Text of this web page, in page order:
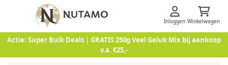
Actie: Super Bulk Deals | GRATIS 250g Veel Geluk Mix bij aankoop
v.a. €25,-
Ga naar de inhoud
Inloggen Winkelwagen